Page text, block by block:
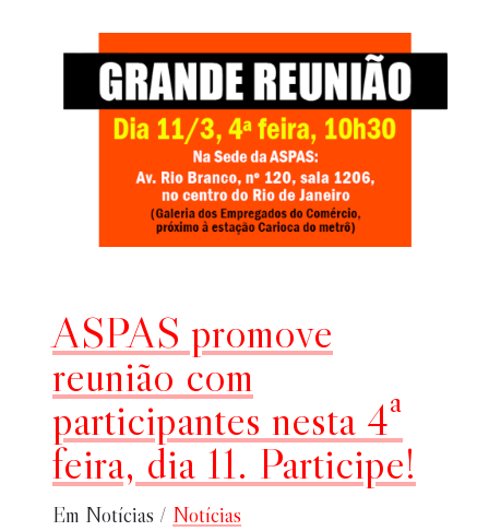
ASPAS promove
reunião com
participantes nesta 4ª
feira, dia 11. Participe!
Em Notícias / Notícias